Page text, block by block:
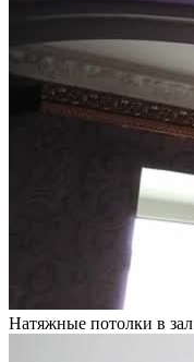
Натяжные потолки в зал